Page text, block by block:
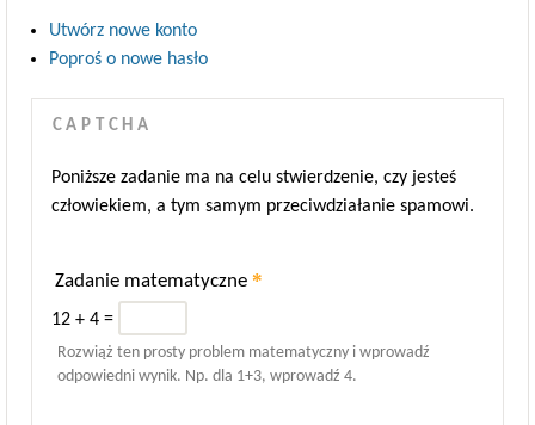
Utwórz nowe konto
Poproś o nowe hasło
CAPTCHA
Poniższe zadanie ma na celu stwierdzenie, czy jesteś
człowiekiem, a tym samym przeciwdziałanie spamowi.
Zadanie matematyczne *
12 + 4 =
Rozwiąż ten prosty problem matematyczny i wprowadź
odpowiedni wynik. Np. dla 1+3, wprowadź 4.